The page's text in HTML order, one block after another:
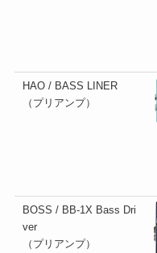
HAO / BASS LINER
（プリアンプ）
BOSS / BB-1X Bass Dri
ver
（プリアンプ）